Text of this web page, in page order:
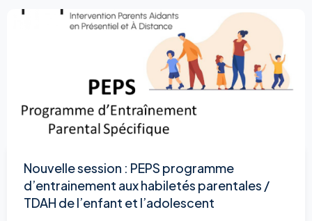
Nouvelle session : PEPS programme
d’entrainement aux habiletés parentales /
TDAH de l’enfant et l’adolescent